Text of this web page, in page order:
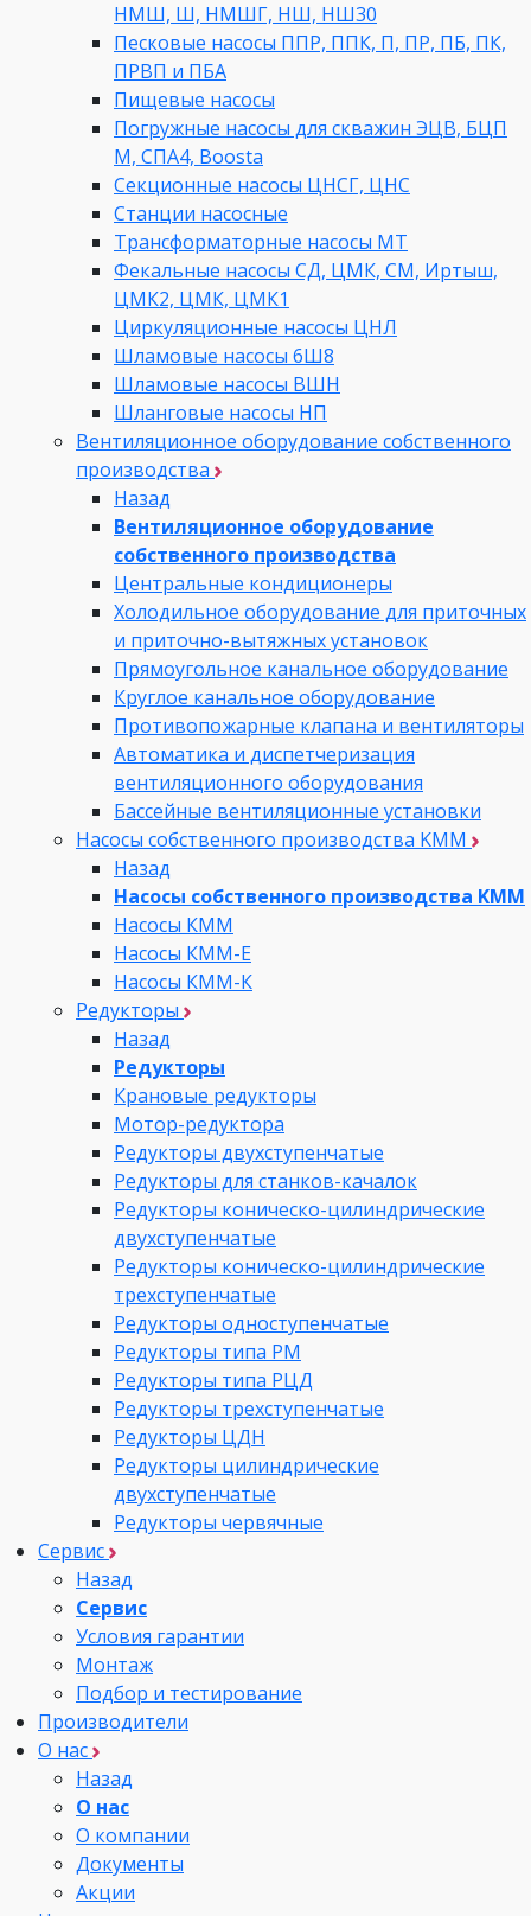
НМШ, Ш, НМШГ, НШ, НШ30
Песковые насосы ППР, ППК, П, ПР, ПБ, ПК,
ПРВП и ПБА
Пищевые насосы
Погружные насосы для скважин ЭЦВ, БЦП
М, СПА4, Boosta
Секционные насосы ЦНСГ, ЦНС
Станции насосные
Трансформаторные насосы МТ
Фекальные насосы СД, ЦМК, СМ, Иртыш,
ЦМК2, ЦМК, ЦМК1
Циркуляционные насосы ЦНЛ
Шламовые насосы 6Ш8
Шламовые насосы ВШН
Шланговые насосы НП
Вентиляционное оборудование собственного
производства
Назад
Вентиляционное оборудование
собственного производства
Центральные кондиционеры
Холодильное оборудование для приточных
и приточно-вытяжных установок
Прямоугольное канальное оборудование
Круглое канальное оборудование
Противопожарные клапана и вентиляторы
Автоматика и диспетчеризация
вентиляционного оборудования
Бассейные вентиляционные установки
Насосы собственного производства KMM
Назад
Насосы собственного производства KMM
Насосы КММ
Насосы КММ-Е
Насосы КММ-К
Редукторы
Назад
Редукторы
Крановые редукторы
Мотор-редуктора
Редукторы двухступенчатые
Редукторы для станков-качалок
Редукторы коническо-цилиндрические
двухступенчатые
Редукторы коническо-цилиндрические
трехступенчатые
Редукторы одноступенчатые
Редукторы типа РМ
Редукторы типа РЦД
Редукторы трехступенчатые
Редукторы ЦДН
Редукторы цилиндрические
двухступенчатые
Редукторы червячные
Сервис
Назад
Сервис
Условия гарантии
Монтаж
Подбор и тестирование
Производители
О нас
Назад
О нас
О компании
Документы
Акции